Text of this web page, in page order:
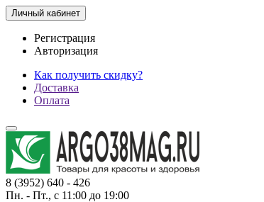
Личный кабинет
Регистрация
Авторизация
Как получить скидку?
Доставка
Оплата
8 (3952) 640 - 426
Пн. - Пт., с 11:00 до 19:00